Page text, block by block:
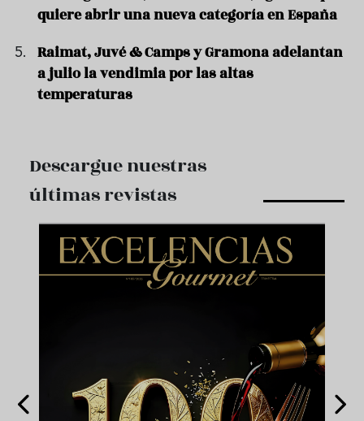
quiere abrir una nueva categoría en España
Raimat, Juvé & Camps y Gramona adelantan
a julio la vendimia por las altas
temperaturas
Descargue nuestras
últimas revistas